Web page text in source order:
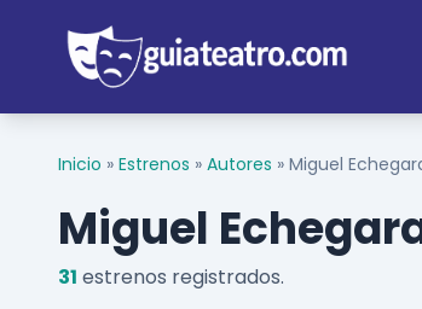
Inicio » Estrenos » Autores » Miguel
Miguel
31 estrenos registrados.